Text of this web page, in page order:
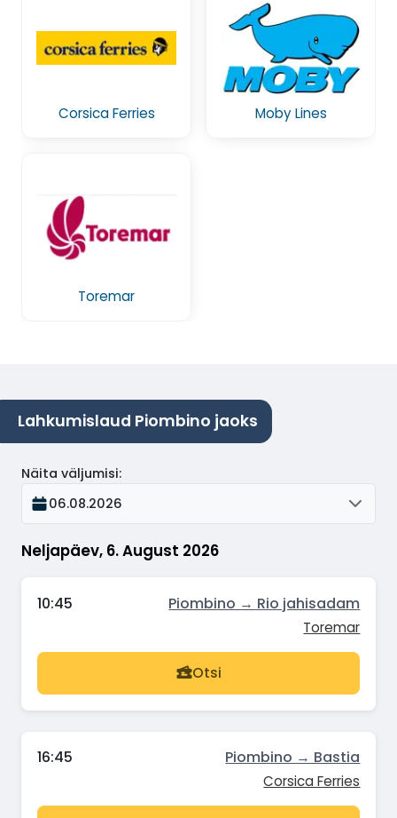
Corsica Ferries Moby Lines
Toremar
Lahkumislaud Piombino jaoks
Neljapäev, 6. August 2026
Näita väljumisi:
06.08.2026
10:45 Piombino → Rio jahisadam
Toremar
Otsi
16:45 Piombino → Bastia
Corsica Ferries